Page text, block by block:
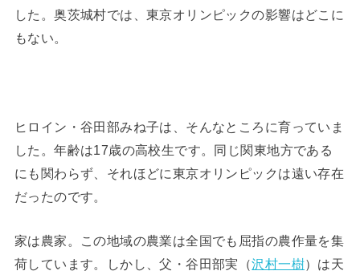
した。奥茨城村では、東京オリンピックの影響はどこに
もない。
ヒロイン・谷田部みね子は、そんなところに育っていま
した。年齢は17歳の高校生です。同じ関東地方である
にも関わらず、それほどに東京オリンピックは遠い存在
だったのです。
家は農家。この地域の農業は全国でも屈指の農作量を集
荷しています。しかし、父・谷田部実（沢村一樹）は天